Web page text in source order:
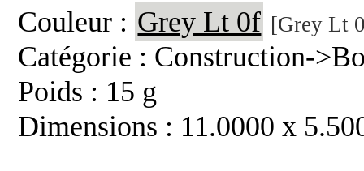
Couleur : Grey Lt 0f [Grey Lt
Catégorie : Construction-
Poids : 15 g
Dimensions : 11.0000 x